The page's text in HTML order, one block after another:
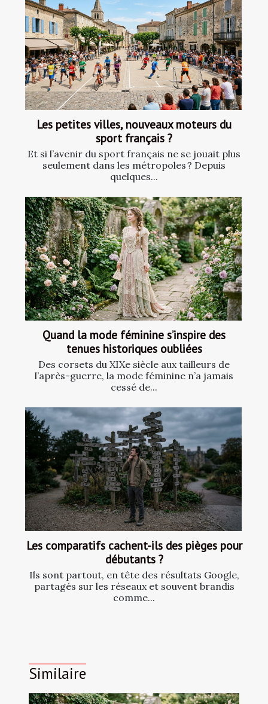
Les petites villes, nouveaux moteurs du
sport français ?
Et si l’avenir du sport français ne se jouait plus
seulement dans les métropoles ? Depuis
quelques...
Quand la mode féminine s’inspire des
tenues historiques oubliées
Des corsets du XIXe siècle aux tailleurs de
l’après-guerre, la mode féminine n’a jamais
cessé de...
Les comparatifs cachent-ils des pièges pour
débutants ?
Ils sont partout, en tête des résultats Google,
partagés sur les réseaux et souvent brandis
comme...
Similaire